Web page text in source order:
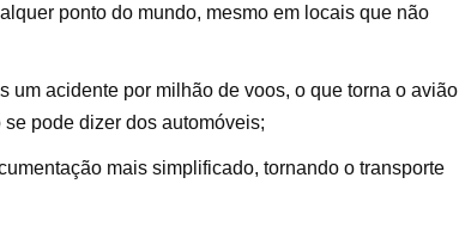
ponto do mundo, mesmo em locais que não
um acidente por milhão de voos, o que torna o avião
pode dizer dos automóveis;
mais simplificado, tornando o transporte